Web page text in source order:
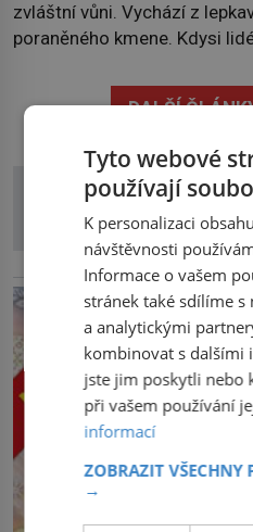
zvláštní vůni. Vychází z
poraněného kmene. Kdysi
lidstvo pracovalo. Chrání
vysycháním. Dá se říct, že je
DALŠÍ
Tyto webové
používají
K personalizaci
návštěvnosti
Informace o vašem
stránek také sdílíme
a analytickými
kombinovat s dalšími
jste jim poskytli nebo
při vašem používání
informací
ZOBRAZIT VŠECHNY
→